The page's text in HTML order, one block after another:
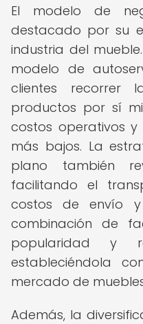
El modelo de
destacado por su
industria del
modelo de
clientes recorrer
productos por sí
costos operativos
más bajos. La
plano también
facilitando el
costos de envío y
combinación de
popularidad y
estableciéndola
mercado de
Además, la